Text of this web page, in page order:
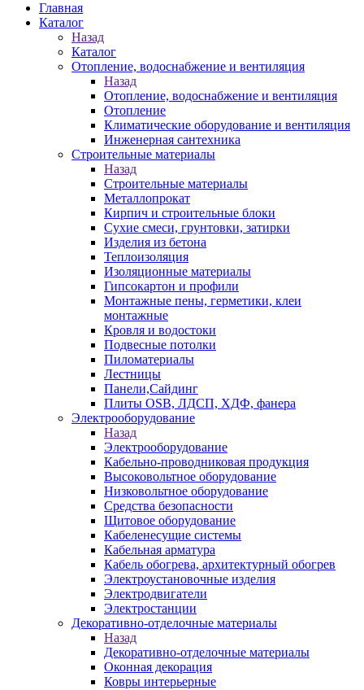
Главная
Каталог
Назад
Каталог
Отопление, водоснабжение и вентиляция
Назад
Отопление, водоснабжение и вентиляция
Отопление
Климатические оборудование и вентиляция
Инженерная сантехника
Строительные материалы
Назад
Строительные материалы
Металлопрокат
Кирпич и строительные блоки
Сухие смеси, грунтовки, затирки
Изделия из бетона
Теплоизоляция
Изоляционные материалы
Гипсокартон и профили
Монтажные пены, герметики, клеи
монтажные
Кровля и водостоки
Подвесные потолки
Пиломатериалы
Лестницы
Панели,Сайдинг
Плиты OSB, ЛДСП, ХДФ, фанера
Электрооборудование
Назад
Электрооборудование
Кабельно-проводниковая продукция
Высоковольтное оборудование
Низковольтное оборудование
Средства безопасности
Щитовое оборудование
Кабеленесущие системы
Кабельная арматура
Кабель обогрева, архитектурный обогрев
Электроустановочные изделия
Электродвигатели
Электростанции
Декоративно-отделочные материалы
Назад
Декоративно-отделочные материалы
Оконная декорация
Ковры интерьерные